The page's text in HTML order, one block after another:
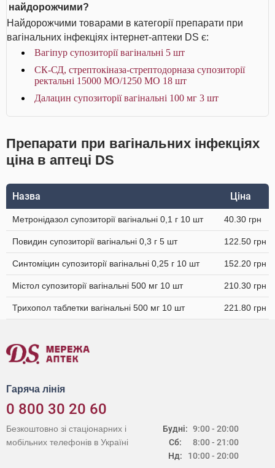
найдорожчими?
Найдорожчими товарами в категорії препарати при
вагінальних інфекціях інтернет-аптеки DS є:
Вагіпур супозиторії вагінальні 5 шт
СК-СД, стрептокіназа-стрептодорназа супозиторії
ректальні 15000 МО/1250 МО 18 шт
Далацин супозиторії вагінальні 100 мг 3 шт
Препарати при вагінальних інфекціях
ціна в аптеці DS
Назва Ціна
Метронідазол супозиторії вагінальні 0,1 г 10 шт 40.30 грн
Повидин супозиторії вагінальні 0,3 г 5 шт 122.50 грн
Синтоміцин супозиторії вагінальні 0,25 г 10 шт 152.20 грн
Містол супозиторії вагінальні 500 мг 10 шт 210.30 грн
Трихопол таблетки вагінальні 500 мг 10 шт 221.80 грн
Гаряча лінія
0 800 30 20 60
Будні:
Сб:
Нд:
9:00 - 20:00
8:00 - 21:00
10:00 - 20:00
Безкоштовно зі стаціонарних і
мобільних телефонів в Україні